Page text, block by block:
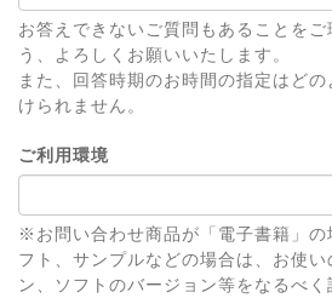
お答えできないご質問もあることをご
う、よろしくお願いいたします。
また、回答時期のお時間の指定はど
けられません。
ご利用環境
※お問い合わせ商品が「電子書籍」の
フト、サンプルなどの場合は、お使
ン、ソフトのバージョン等をなるべく